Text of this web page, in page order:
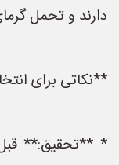
دارند و تحمل
**نکاتی برای
* **تحقیق:** قبل